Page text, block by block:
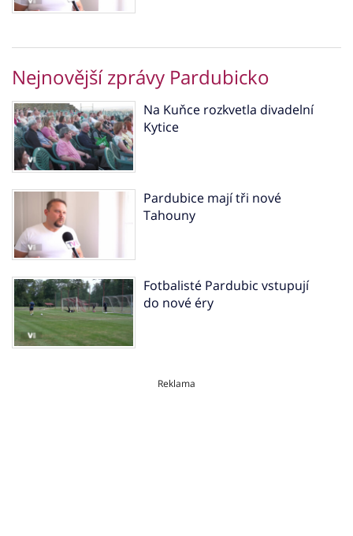
Nejnovější zprávy Pardubicko
Na Kuňce rozkvetla divadelní
Kytice
Pardubice mají tři nové
Tahouny
Fotbalisté Pardubic vstupují
do nové éry
Reklama